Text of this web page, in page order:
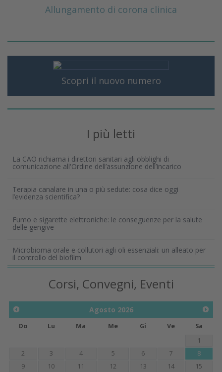
Allungamento di corona clinica
Scopri il nuovo numero
I più letti
La CAO richiama i direttori sanitari agli obblighi di
comunicazione all'Ordine dell’assunzione dell’incarico
Terapia canalare in una o più sedute: cosa dice oggi
l’evidenza scientifica?
Fumo e sigarette elettroniche: le conseguenze per la salute
delle gengive
Microbioma orale e collutori agli oli essenziali: un alleato per
il controllo del biofilm
Corsi, Convegni, Eventi
Agosto 2026
Do Lu Ma Me Gi Ve
Sa
1
2
3 4 5 6 7
8
9
10 11 12 13 14
15